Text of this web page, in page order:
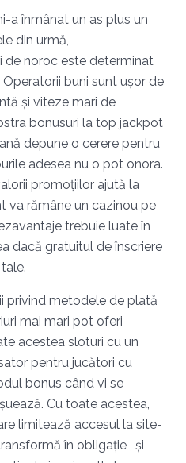
a înmânat un as plus un
din urmă,
noroc este determinat
buni sunt ușor de
și viteze mari de
bonusuri la top jackpot
depune o cerere pentru
adesea nu o pot onora.
promoțiilor ajută la
va rămâne un cazinou pe
trebuie luate în
dacă gratuitul de înscriere
privind metodele de plată
mai mari pot oferi
acestea sloturi cu un
pentru jucători cu
bonus când vi se
Cu toate acestea,
limitează accesul la site-
în obligație , și